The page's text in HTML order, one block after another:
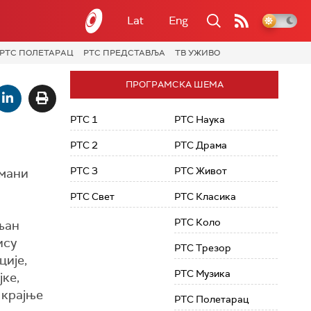
Lat Eng
РТС ПОЛЕТАРАЦ РТС ПРЕДСТАВЉА ТВ УЖИВО
ПРОГРАМСКА ШЕМА
РТС 1
РТС 2
РТС 3
РТС Свет
РТС Наука
РТС Драма
РТС Живот
РТС Класика
РТС Коло
РТС Трезор
РТС Музика
РТС Полетарац